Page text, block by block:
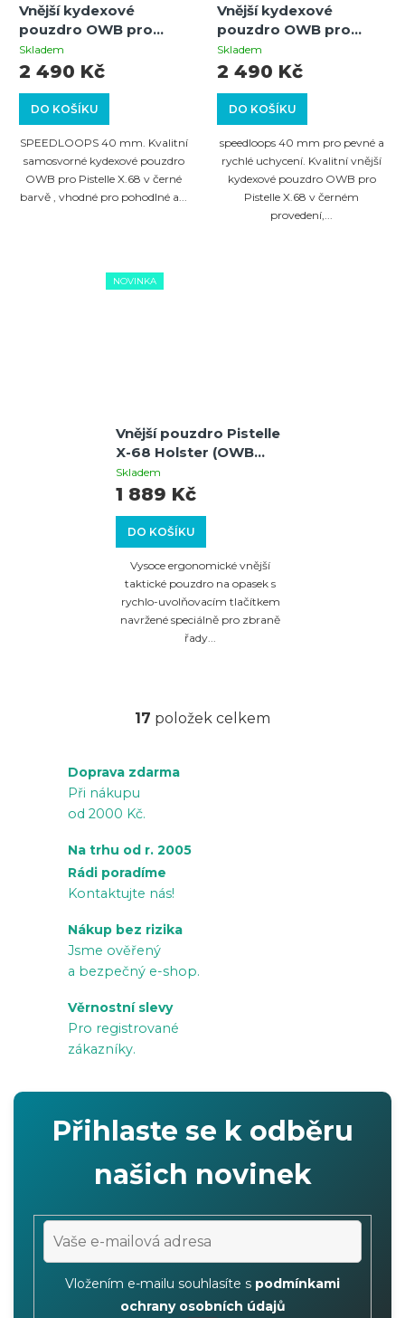
Vnější kydexové
pouzdro OWB pro
Pistelle X.68 – Levá
strana, černé,
SPEEDLOOPs 40 mm
Skladem
DO KOŠÍKU
2 490 Kč
SPEEDLOOPS 40 mm. Kvalitní
samosvorné kydexové pouzdro
OWB pro Pistelle X.68 v černé
barvě , vhodné pro pohodlné a...
Vnější kydexové
pouzdro OWB pro
Pistelle X.68 – pravá
strana, černé,
speedloops 40 mm
Skladem
DO KOŠÍKU
2 490 Kč
speedloops 40 mm pro pevné a
rychlé uchycení. Kvalitní vnější
kydexové pouzdro OWB pro
Pistelle X.68 v černém
provedení,...
NOVINKA
Vnější pouzdro Pistelle
X-68 Holster (OWB
Outside Waist Band)
Skladem
DO KOŠÍKU
1 889 Kč
Vysoce ergonomické vnější
taktické pouzdro na opasek s
rychlo-uvolňovacím tlačítkem
navržené speciálně pro zbraně
řady...
O
s
17 položek celkem
Doprava zdarma
Při nákupu
od 2000 Kč.
Na trhu od r. 2005
Rádi poradíme
Kontaktujte nás!
Nákup bez rizika
Jsme ověřený
a bezpečný e-shop.
Věrnostní slevy
Pro registrované
zákazníky.
Přihlaste se k odběru
našich novinek
Vložením e-mailu souhlasíte s podmínkami
ochrany osobních údajů